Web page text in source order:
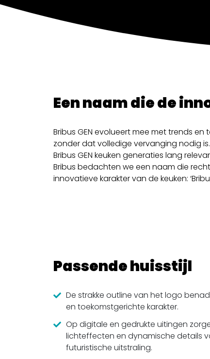
Een naam die de
Bribus GEN evolueert mee met trends en
zonder dat volledige vervanging nodig
Bribus GEN keuken generaties lang
Bribus bedachten we een naam die
innovatieve karakter van de keuken: ‘Bribus
Passende huisstijl
De strakke outline van het logo
en toekomstgerichte karakter.
Op digitale en gedrukte uitingen
lichteffecten en dynamische details
futuristische uitstraling.